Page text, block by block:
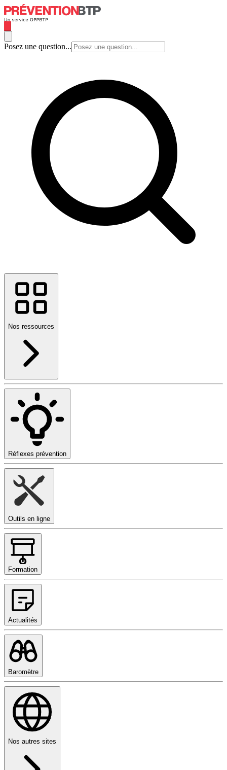
Posez une question...
Nos ressources
Réflexes prévention
Outils en ligne
Formation
Actualités
Baromètre
Nos autres sites